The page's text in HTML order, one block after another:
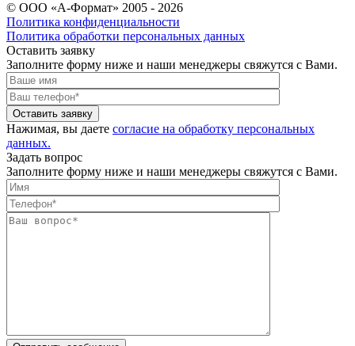
© ООО «А-Формат» 2005 - 2026
Политика конфиденциальности
Политика обработки персональных данных
Оставить заявку
Заполните форму ниже и наши менеджеры свяжутся с Вами.
Оставить заявку
Нажимая, вы даете согласие на обработку персональных
данных.
Задать вопрос
Заполните форму ниже и наши менеджеры свяжутся с Вами.